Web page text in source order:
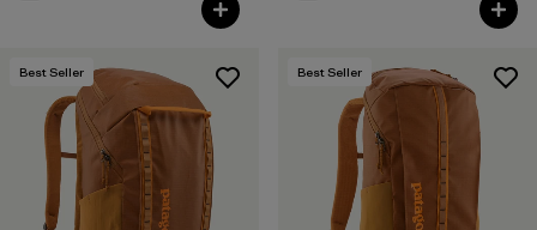
Best Seller Best Seller